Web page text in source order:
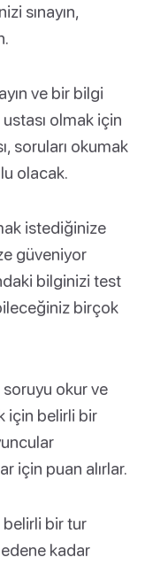
sınayın,
ve bir bilgi
olmak için
soruları okumak
olacak.
istediğinize
güveniyor
bilginizi test
birçok
soruyu okur ve
için belirli bir
için puan alırlar.
bir tur
kadar